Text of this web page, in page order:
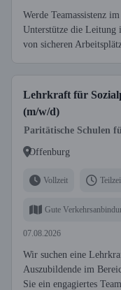
Werde Teamassistenz
Unterstütze die Leitung
von sicheren
Lehrkraft für
(m/w/d)
Paritätische Schulen
Offenburg
Vollzeit
Gute
07.08.2026
Wir suchen eine
Auszubildende im
Sie ein engagiertes